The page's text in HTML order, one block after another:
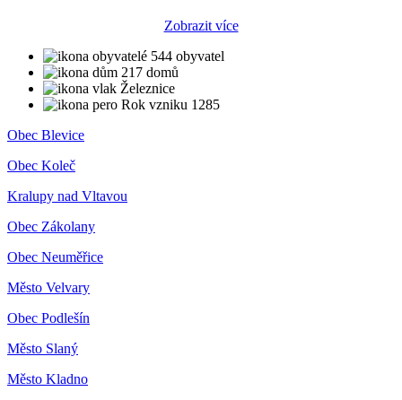
Zobrazit více
544 obyvatel
217 domů
Železnice
Rok vzniku 1285
Obec Blevice
Obec Koleč
Kralupy nad Vltavou
Obec Zákolany
Obec Neuměřice
Město Velvary
Obec Podlešín
Město Slaný
Město Kladno